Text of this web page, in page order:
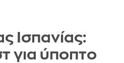
Ισπανίας:
για ύποπτο